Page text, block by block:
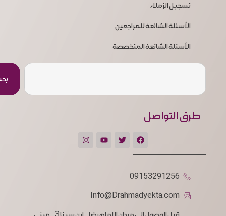
تسجيل الزملاء
الأسئلة الشائعة للمراجعين
الأسئلة الشائعة المتخصصة
طرق التواصل
09153291256
Info@Drahmadyekta.com